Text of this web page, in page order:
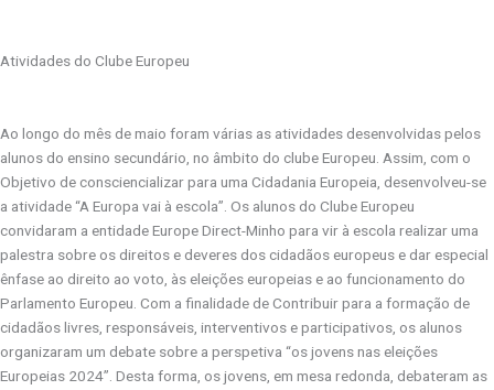
Atividades do Clube Europeu
Ao longo do mês de maio foram várias as atividades desenvolvidas pelos
alunos do ensino secundário, no âmbito do clube Europeu. Assim, com o
Objetivo de consciencializar para uma Cidadania Europeia, desenvolveu-se
a atividade “A Europa vai à escola”. Os alunos do Clube Europeu
convidaram a entidade Europe Direct-Minho para vir à escola realizar uma
palestra sobre os direitos e deveres dos cidadãos europeus e dar especial
ênfase ao direito ao voto, às eleições europeias e ao funcionamento do
Parlamento Europeu. Com a finalidade de Contribuir para a formação de
cidadãos livres, responsáveis, interventivos e participativos, os alunos
organizaram um debate sobre a perspetiva “os jovens nas eleições
Europeias 2024”. Desta forma, os jovens, em mesa redonda, debateram as